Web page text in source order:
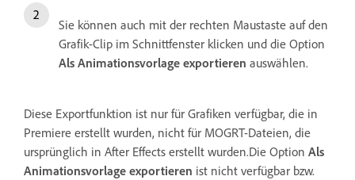
Sie können auch mit der rechten Maustaste auf den
Grafik-Clip im Schnittfenster klicken und die Option
Als Animationsvorlage exportieren auswählen.
Diese Exportfunktion ist nur für Grafiken verfügbar, die in
Premiere erstellt wurden, nicht für MOGRT-Dateien, die
ursprünglich in After Effects erstellt wurden.Die Option Als
Animationsvorlage exportieren ist nicht verfügbar bzw.